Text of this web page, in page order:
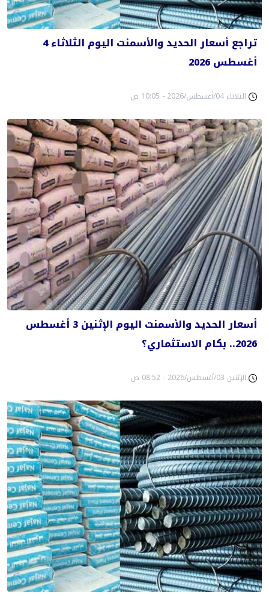
تراجع أسعار الحديد والأسمنت اليوم الثلاثاء 4
أغسطس 2026
الثلاثاء 04/أغسطس/2026 - 10:05 ص
أسعار الحديد والأسمنت اليوم الإثنين 3 أغسطس
2026.. بكام الاستثماري؟
الإثنين 03/أغسطس/2026 - 08:52 ص